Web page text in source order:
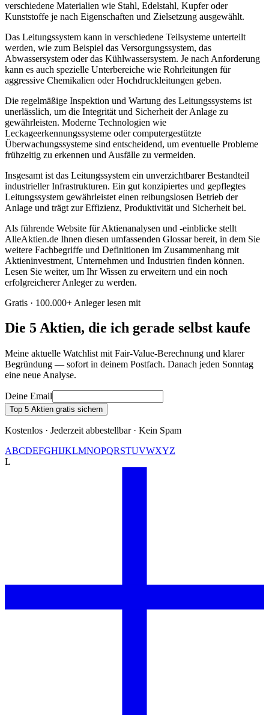
verschiedene Materialien wie Stahl, Edelstahl, Kupfer oder
Kunststoffe je nach Eigenschaften und Zielsetzung ausgewählt.
Das Leitungssystem kann in verschiedene Teilsysteme unterteilt
werden, wie zum Beispiel das Versorgungssystem, das
Abwassersystem oder das Kühlwassersystem. Je nach Anforderung
kann es auch spezielle Unterbereiche wie Rohrleitungen für
aggressive Chemikalien oder Hochdruckleitungen geben.
Die regelmäßige Inspektion und Wartung des Leitungssystems ist
unerlässlich, um die Integrität und Sicherheit der Anlage zu
gewährleisten. Moderne Technologien wie
Leckageerkennungssysteme oder computergestützte
Überwachungssysteme sind entscheidend, um eventuelle Probleme
frühzeitig zu erkennen und Ausfälle zu vermeiden.
Insgesamt ist das Leitungssystem ein unverzichtbarer Bestandteil
industrieller Infrastrukturen. Ein gut konzipiertes und gepflegtes
Leitungssystem gewährleistet einen reibungslosen Betrieb der
Anlage und trägt zur Effizienz, Produktivität und Sicherheit bei.
Als führende Website für Aktienanalysen und -einblicke stellt
AlleAktien.de Ihnen diesen umfassenden Glossar bereit, in dem Sie
weitere Fachbegriffe und Definitionen im Zusammenhang mit
Aktieninvestment, Unternehmen und Industrien finden können.
Lesen Sie weiter, um Ihr Wissen zu erweitern und ein noch
erfolgreicherer Anleger zu werden.
Gratis · 100.000+ Anleger lesen mit
Die 5 Aktien, die ich gerade selbst kaufe
Meine aktuelle Watchlist mit Fair-Value-Berechnung und klarer
Begründung — sofort in deinem Postfach. Danach jeden Sonntag
eine neue Analyse.
Deine Email
Top 5 Aktien gratis sichern
Kostenlos · Jederzeit abbestellbar · Kein Spam
ABCDEFGHIJKLMNOPQRSTUVWXYZ
L